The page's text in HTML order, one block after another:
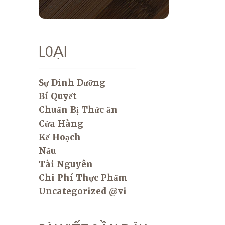
LOẠI
Sự Dinh Dưỡng
Bí Quyết
Chuẩn Bị Thức ăn
Cửa Hàng
Kế Hoạch
Nấu
Tài Nguyên
Chi Phí Thực Phẩm
Uncategorized @vi